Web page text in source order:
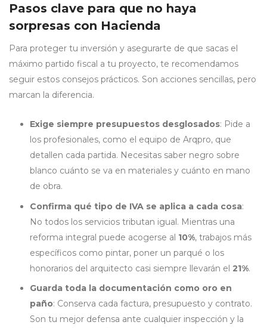
Pasos clave para que no haya
sorpresas con Hacienda
Para proteger tu inversión y asegurarte de que sacas el
máximo partido fiscal a tu proyecto, te recomendamos
seguir estos consejos prácticos. Son acciones sencillas, pero
marcan la diferencia.
Exige siempre presupuestos desglosados: Pide a
los profesionales, como el equipo de Arqpro, que
detallen cada partida. Necesitas saber negro sobre
blanco cuánto se va en materiales y cuánto en mano
de obra.
Confirma qué tipo de IVA se aplica a cada cosa:
No todos los servicios tributan igual. Mientras una
reforma integral puede acogerse al 10%, trabajos más
específicos como pintar, poner un parqué o los
honorarios del arquitecto casi siempre llevarán el 21%.
Guarda toda la documentación como oro en
paño: Conserva cada factura, presupuesto y contrato.
Son tu mejor defensa ante cualquier inspección y la